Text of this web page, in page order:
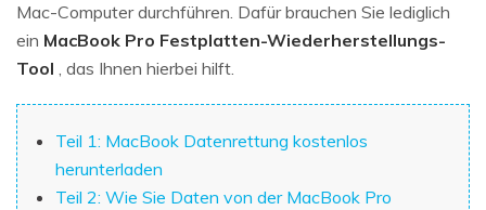
Mac-Computer durchführen. Dafür brauchen Sie lediglich
ein MacBook Pro Festplatten-Wiederherstellungs-
Tool , das Ihnen hierbei hilft.
Teil 1: MacBook Datenrettung kostenlos
herunterladen
Teil 2: Wie Sie Daten von der MacBook Pro